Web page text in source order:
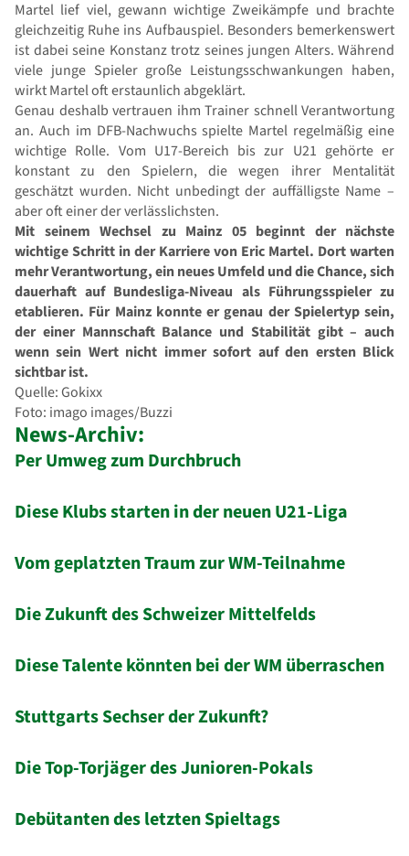
Martel lief viel, gewann wichtige Zweikämpfe und brachte
gleichzeitig Ruhe ins Aufbauspiel. Besonders bemerkenswert
ist dabei seine Konstanz trotz seines jungen Alters. Während
viele junge Spieler große Leistungsschwankungen haben,
wirkt Martel oft erstaunlich abgeklärt.
Genau deshalb vertrauen ihm Trainer schnell Verantwortung
an. Auch im DFB-Nachwuchs spielte Martel regelmäßig eine
wichtige Rolle. Vom U17-Bereich bis zur U21 gehörte er
konstant zu den Spielern, die wegen ihrer Mentalität
geschätzt wurden. Nicht unbedingt der auffälligste Name –
aber oft einer der verlässlichsten.
Mit seinem Wechsel zu Mainz 05 beginnt der nächste
wichtige Schritt in der Karriere von Eric Martel. Dort warten
mehr Verantwortung, ein neues Umfeld und die Chance, sich
dauerhaft auf Bundesliga-Niveau als Führungsspieler zu
etablieren. Für Mainz konnte er genau der Spielertyp sein,
der einer Mannschaft Balance und Stabilität gibt – auch
wenn sein Wert nicht immer sofort auf den ersten Blick
sichtbar ist.
Quelle: Gokixx
Foto: imago images/Buzzi
News-Archiv:
Per Umweg zum Durchbruch
Diese Klubs starten in der neuen U21-Liga
Vom geplatzten Traum zur WM-Teilnahme
Die Zukunft des Schweizer Mittelfelds
Diese Talente könnten bei der WM überraschen
Stuttgarts Sechser der Zukunft?
Die Top-Torjäger des Junioren-Pokals
Debütanten des letzten Spieltags